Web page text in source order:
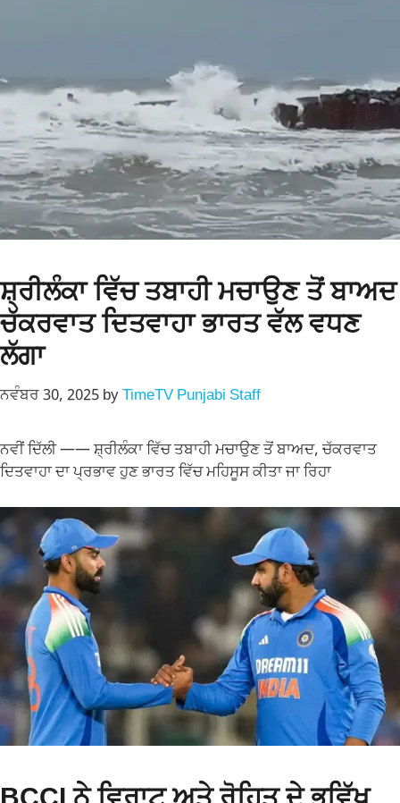
ਸ਼੍ਰੀਲੰਕਾ ਵਿੱਚ ਤਬਾਹੀ ਮਚਾਉਣ ਤੋਂ ਬਾਅਦ
ਚੱਕਰਵਾਤ ਦਿਤਵਾਹਾ ਭਾਰਤ ਵੱਲ ਵਧਣ
ਲੱਗਾ
ਨਵੰਬਰ 30, 2025 byTimeTV Punjabi Staff
ਨਵੀਂ ਦਿੱਲੀ —— ਸ਼੍ਰੀਲੰਕਾ ਵਿੱਚ ਤਬਾਹੀ ਮਚਾਉਣ ਤੋਂ ਬਾਅਦ, ਚੱਕਰਵਾਤ
ਦਿਤਵਾਹਾ ਦਾ ਪ੍ਰਭਾਵ ਹੁਣ ਭਾਰਤ ਵਿੱਚ ਮਹਿਸੂਸ ਕੀਤਾ ਜਾ ਰਿਹਾ